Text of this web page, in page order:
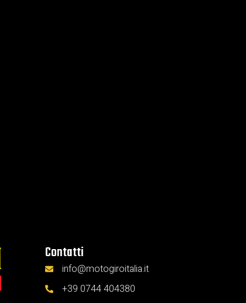
Contatti
info@motogiroitalia.it
+39 0744 404380